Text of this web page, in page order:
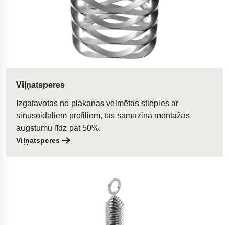
Viļņatsperes
Izgatavotas no plakanas velmētas stieples ar
sinusoidāliem profiliem, tās samazina montāžas
augstumu līdz pat 50%.
Viļņatsperes